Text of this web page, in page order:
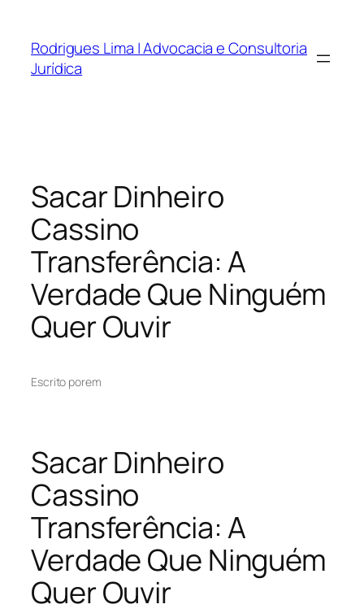
conteúdo
Rodrigues Lima | Advocacia e Consultoria
Jurídica
Sacar Dinheiro
Cassino
Transferência: A
Verdade Que Ninguém
Quer Ouvir
Escrito porem
Sacar Dinheiro
Cassino
Transferência: A
Verdade Que Ninguém
Quer Ouvir